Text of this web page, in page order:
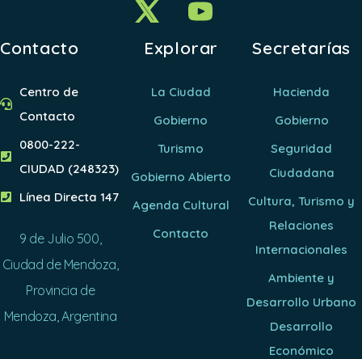
Contacto
Centro de
Contacto
0800-222-
CIUDAD (248323)
Línea Directa 147
9 de Julio 500,
Ciudad de Mendoza,
Provincia de
Mendoza, Argentina
Explorar
La Ciudad
Gobierno
Turismo
Gobierno Abierto
Agenda Cultural
Contacto
Secretarías
Hacienda
Gobierno
Seguridad
Ciudadana
Cultura, Turismo y
Relaciones
Internacionales
Ambiente y
Desarrollo Urbano
Desarrollo
Económico